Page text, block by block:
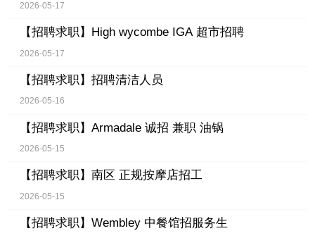
2026-05-17
【招聘求职】 High wycombe IGA 超市招聘
2026-05-17
【招聘求职】 招聘清洁人员
2026-05-16
【招聘求职】 Armadale 诚招 兼职 油锅
2026-05-15
【招聘求职】 南区 正规按摩店招工
2026-05-15
【招聘求职】 Wembley 中餐馆招服务生